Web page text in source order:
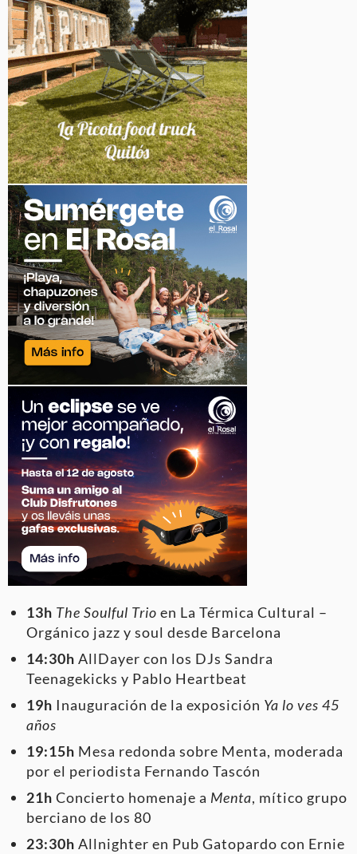
13h The Soulful Trio en La Térmica Cultural –
Orgánico jazz y soul desde Barcelona
14:30h AllDayer con los DJs Sandra
Teenagekicks y Pablo Heartbeat
19h Inauguración de la exposición Ya lo ves 45
años
19:15h Mesa redonda sobre Menta, moderada
por el periodista Fernando Tascón
21h Concierto homenaje a Menta, mítico grupo
berciano de los 80
23:30h Allnighter en Pub Gatopardo con Ernie